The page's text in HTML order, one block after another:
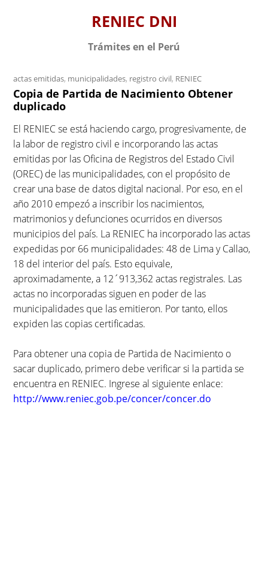
RENIEC DNI
Trámites en el Perú
actas emitidas, municipalidades, registro civil, RENIEC
Copia de Partida de Nacimiento Obtener
duplicado
El RENIEC se está haciendo cargo, progresivamente, de
la labor de registro civil e incorporando las actas
emitidas por las Oficina de Registros del Estado Civil
(OREC) de las municipalidades, con el propósito de
crear una base de datos digital nacional. Por eso, en el
año 2010 empezó a inscribir los nacimientos,
matrimonios y defunciones ocurridos en diversos
municipios del país. La RENIEC ha incorporado las actas
expedidas por 66 municipalidades: 48 de Lima y Callao,
18 del interior del país. Esto equivale,
aproximadamente, a 12´913,362 actas registrales. Las
actas no incorporadas siguen en poder de las
municipalidades que las emitieron. Por tanto, ellos
expiden las copias certificadas.
Para obtener una copia de Partida de Nacimiento o
sacar duplicado, primero debe verificar si la partida se
encuentra en RENIEC. Ingrese al siguiente enlace:
http://www.reniec.gob.pe/concer/concer.do